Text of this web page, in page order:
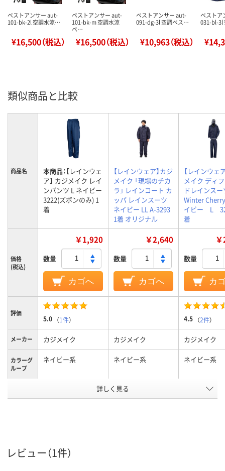
ベストアンサー aut-
101-bk-2l 空調水涼…
¥16,500（税込）
ベストアンサー aut-
101-bk-m 空調水涼
ベ…
¥16,500（税込）
ベストアンサー aut-
091-dg-3l 空調ベス…
¥10,963（税込）
ベストア
031-bl-3l
類似商品と比較
商品名 本商品：【レインウェ
ア】 カジメイク レイ
ンパンツ L ネイビー
3222(ズボンのみ) 1
着
【レインウェア】カジ
メイク 「現場のチカ
ラ」 レインコート カ
ッパ レインスーツ
ネイビー LL A-3293
1着 オリジナル
【レインウェ
メイク ディ
ドレインスー
Winter
イビー L
着
価格
(税込)
￥1,920
数量
カゴへ
￥2,640
数量
カゴへ
数量
カ
評価
5.0 （1件） 4.5 （2件）
メーカー カジメイク カジメイク カジメイク
カラーグ
ループ
ネイビー系 ネイビー系 ネイビー系
LL
詳しく見る
レビュー（1件）